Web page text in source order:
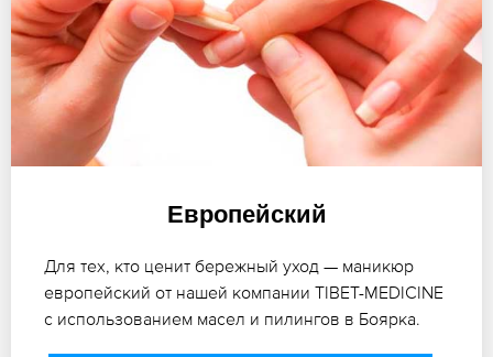
Европейский
Для тех, кто ценит бережный уход — маникюр
европейский от нашей компании TIBET-MEDICINE
с использованием масел и пилингов в Боярка.